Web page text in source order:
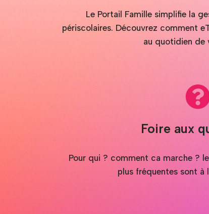
Le Portail Famille simplifie la
périscolaires. Découvrez comment
au quotidien de
Foire aux
Pour qui ? comment ca marche ?
plus fréquentes sont à